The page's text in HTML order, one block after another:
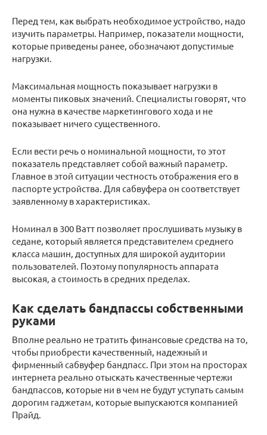
Перед тем, как выбрать необходимое устройство, надо
изучить параметры. Например, показатели мощности,
которые приведены ранее, обозначают допустимые
нагрузки.
Максимальная мощность показывает нагрузки в
моменты пиковых значений. Специалисты говорят, что
она нужна в качестве маркетингового хода и не
показывает ничего существенного.
Если вести речь о номинальной мощности, то этот
показатель представляет собой важный параметр.
Главное в этой ситуации честность отображения его в
паспорте устройства. Для сабвуфера он соответствует
заявленному в характеристиках.
Номинал в 300 Ватт позволяет прослушивать музыку в
седане, который является представителем среднего
класса машин, доступных для широкой аудитории
пользователей. Поэтому популярность аппарата
высокая, а стоимость в средних пределах.
Как сделать бандпассы собственными
руками
Вполне реально не тратить финансовые средства на то,
чтобы приобрести качественный, надежный и
фирменный сабвуфер бандпасс. При этом на просторах
интернета реально отыскать качественные чертежи
бандпассов, которые ни в чем не будут уступать самым
дорогим гаджетам, которые выпускаются компанией
Прайд.